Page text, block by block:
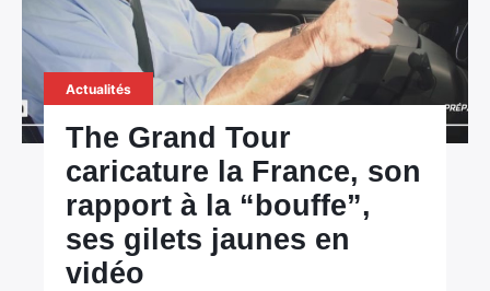
Actualités
The Grand Tour
caricature la France, son
rapport à la “bouffe”,
ses gilets jaunes en
vidéo